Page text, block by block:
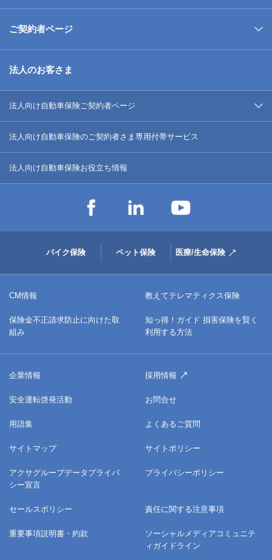
ご契約者ページ
法人のお客さま
法人向け自動車保険ご契約者ページ
法人向け自動車保険のご契約者さま専用付帯サービス
法人向け自動車保険お役立ち情報
バイク保険 ペット保険 医療/生命保険
CM情報 教えてテレマティクス保険
保険金不正請求防止に向けた取
組み
知っ得！ガイド 損害保険を賢く
利用する方法
企業情報 採用情報
安全運転啓発活動 お問合せ
用語集 よくあるご質問
サイトマップ サイトポリシー
アクサグループデータプライバ
シー宣言
プライバシーポリシー
セールスポリシー 責任に関する注意事項
重要事項説明書・約款
ソーシャルメディアコミュニテ
ィガイドライン